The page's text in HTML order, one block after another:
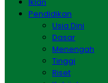
Pendidikan
Usia Dini
Dasar
Menengah
Tinggi
Riset